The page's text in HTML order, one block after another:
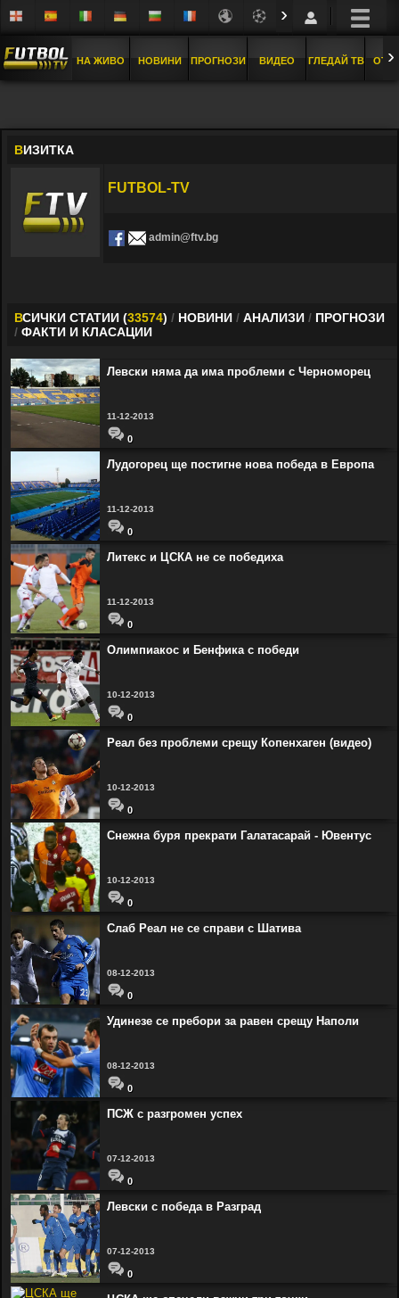
›
НА ЖИВО НОВИНИ ПРОГНОЗИ ВИДЕО ГЛЕДАЙ ТВ ›
ВИЗИТКА
FUTBOL-TV
admin@ftv.bg
ВСИЧКИ СТАТИИ (33574) / НОВИНИ / АНАЛИЗИ / ПРОГНОЗИ
/ ФАКТИ И КЛАСАЦИИ
Левски няма да има проблеми с Черноморец
11-12-2013
0
Лудогорец ще постигне нова победа в Европа
11-12-2013
0
Литекс и ЦСКА не се победиха
11-12-2013
0
Олимпиакос и Бенфика с победи
10-12-2013
0
Реал без проблеми срещу Копенхаген (видео)
10-12-2013
0
Снежна буря прекрати Галатасарай - Ювентус
10-12-2013
0
Слаб Реал не се справи с Шатива
08-12-2013
0
Удинезе се пребори за равен срещу Наполи
08-12-2013
0
ПСЖ с разгромен успех
07-12-2013
0
Левски с победа в Разград
07-12-2013
0